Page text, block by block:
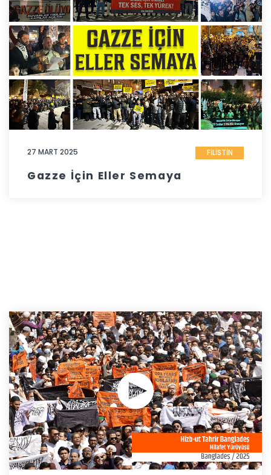
27 MART 2025 FİLİSTİN
Gazze İçin Eller Semaya